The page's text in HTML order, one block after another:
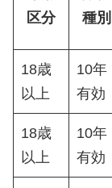
区分
種別
18歳
以上
10年
有効
18歳
以上
10年
有効